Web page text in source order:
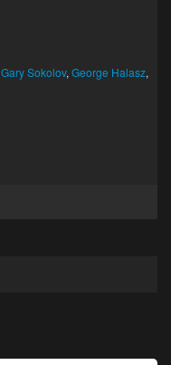
Gary Sokolov,George Halasz,